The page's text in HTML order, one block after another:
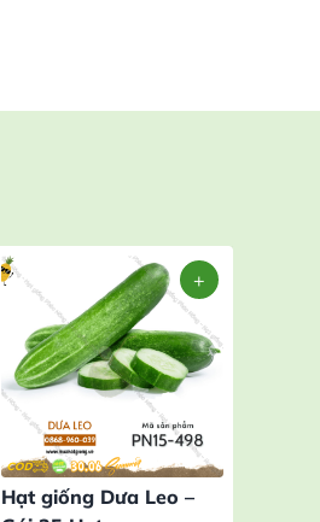
Hạt giống Dưa Leo –